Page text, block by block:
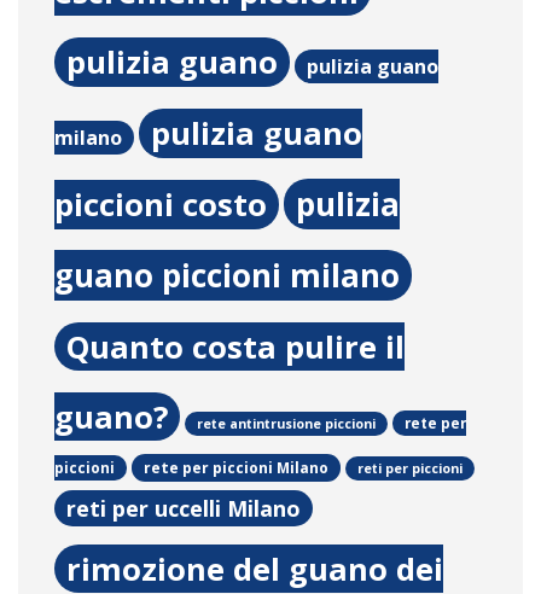
pulizia guano pulizia guano
milano
pulizia guano
piccioni costo
pulizia
guano piccioni milano
Quanto costa pulire il
guano?
rete antintrusione piccioni rete per
piccioni rete per piccioni Milano reti per piccioni
reti per uccelli Milano
rimozione del guano dei